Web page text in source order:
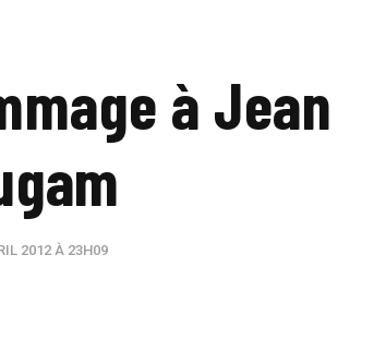
à Jean
2012 À 23H09